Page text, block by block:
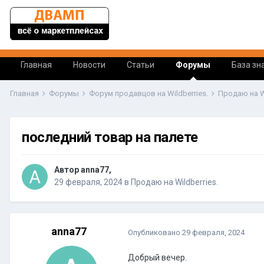
Главная Новости Статьи Форумы База
Главная Форумы Форум продавцов на Wildberries. Продаю на
последний товар на палете
Автор anna77,
29 февраля, 2024в Продаю на Wildberries.
anna77 Опубликовано 29 февраля, 2024
Добрый вечер.